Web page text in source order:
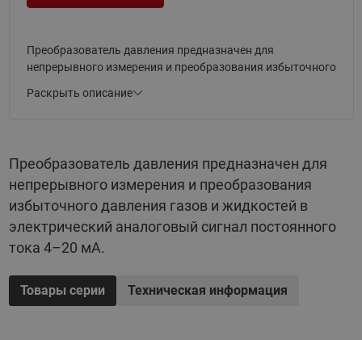
Преобразователь давления предназначен для
непрерывного измерения и преобразования избыточного
аналоговый сигнал постоянного тока 4–20 мА.
Раскрыть описание
Преобразователь давления предназначен для
непрерывного измерения и преобразования
избыточного давления газов и жидкостей в
электрический аналоговый сигнал постоянного
тока 4–20 мА.
Товары серии Техническая информация